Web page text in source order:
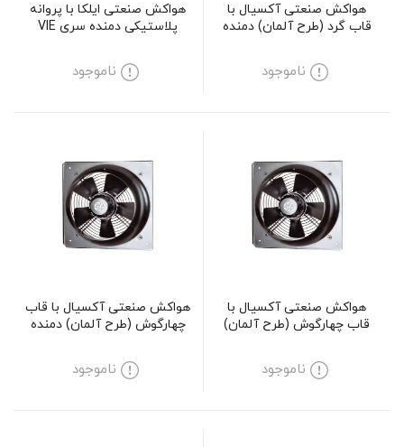
هواکش صنعتی آکسیال با
قاب گرد (طرح آلمان) دمنده
ناموجود
هواکش صنعتی ایلکا با پروانه
پلاستیکی دمنده سری VIE
ناموجود
هواکش صنعتی آکسیال با
قاب چهارگوش (طرح آلمان)
ناموجود
هواکش صنعتی آکسیال با قاب
چهارگوش (طرح آلمان) دمنده
ناموجود